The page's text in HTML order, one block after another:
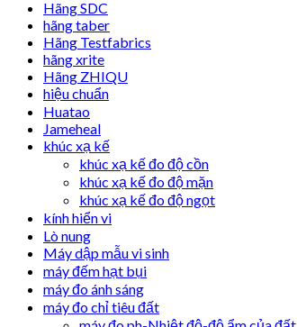
Hãng SDC
hãng taber
Hãng Testfabrics
hãng xrite
Hãng ZHIQU
hiệu chuẩn
Huatao
Jameheal
khúc xạ kế
khúc xạ kế đo độ cồn
khúc xạ kế đo độ mặn
khúc xạ kế đo độ ngọt
kính hiển vi
Lò nung
Máy dập mẫu vi sinh
máy đếm hạt bụi
máy đo ánh sáng
máy đo chỉ tiêu đất